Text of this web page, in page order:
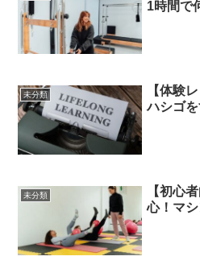
1時間で
未分類
【体験
ハシゴ
未分類
【初心
心！マ